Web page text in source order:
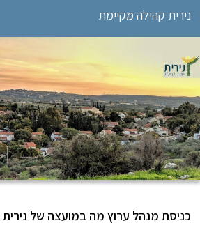
נירית קהילה מקיימת
כניסת מנהל ערוץ מה במועצה של